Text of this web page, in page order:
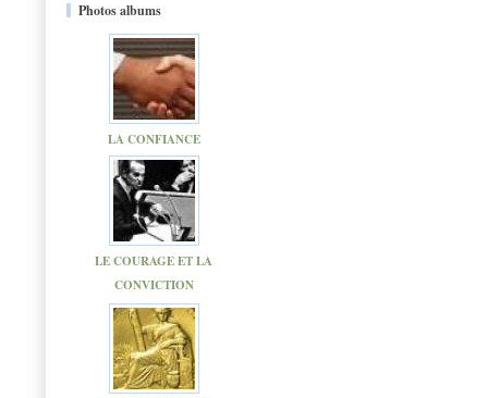
Photos albums
LA CONFIANCE
LE COURAGE ET LA
CONVICTION